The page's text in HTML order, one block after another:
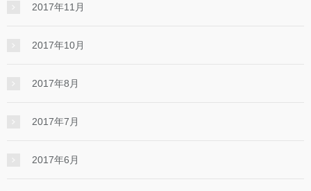
2017年11月
2017年10月
2017年8月
2017年7月
2017年6月